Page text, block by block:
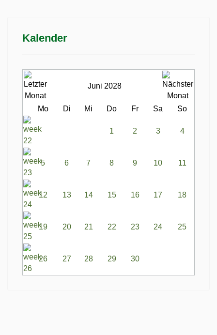
Kalender
Juni 2028
Mo Di Mi Do Fr Sa So
1 2 3 4
5 6 7 8 9 10 11
12 13 14 15 16 17 18
19 20 21 22 23 24 25
26 27 28 29 30